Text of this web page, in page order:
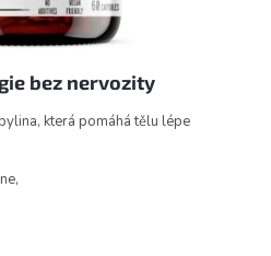
bez nervozity
která pomáhá tělu lépe